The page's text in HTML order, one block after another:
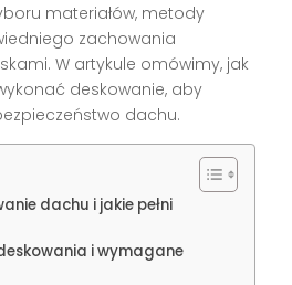
materiałów, metody
zachowania
W artykule omówimy, jak
deskowanie, aby
dachu.
dachu i jakie pełni
i wymagane